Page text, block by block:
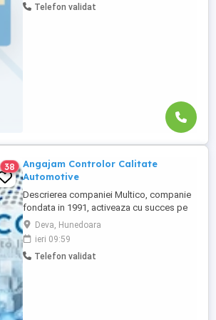
+ O masa calda zi Beneficii: Tichete de
Telefon validat
38
Angajam Controlor Calitate
Automotive
Descrierea companiei Multico, companie
fondata in 1991, activeaza cu succes pe
piata serviciilor Premium de Calitate si a
Sablarilor & Curatarilor industriale,
desfasurand proiecte pentru parteneri de
renume international din diferite domenii.
Deva, Hunedoara
ieri 09:59
Telefon validat